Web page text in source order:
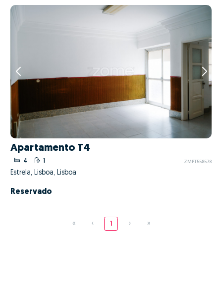
Apartamento T4
4 ZMPT558578
Estrela, Lisboa, Lisboa
Reservado
« ‹ 1 › »